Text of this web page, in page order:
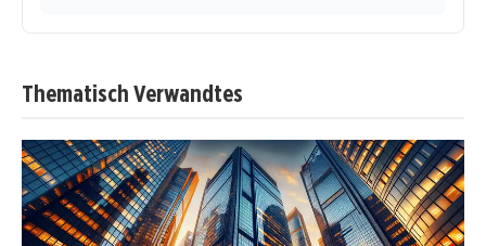
Thematisch Verwandtes